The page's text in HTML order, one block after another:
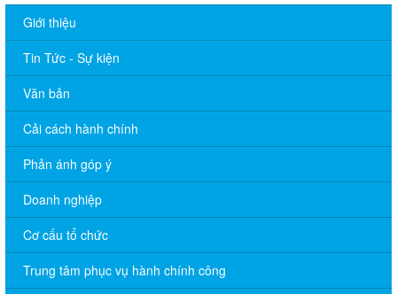
Giới thiệu
Tin Tức - Sự kiện
Văn bản
Cải cách hành chính
Phản ánh góp ý
Doanh nghiệp
Cơ cấu tổ chức
Trung tâm phục vụ hành chính công